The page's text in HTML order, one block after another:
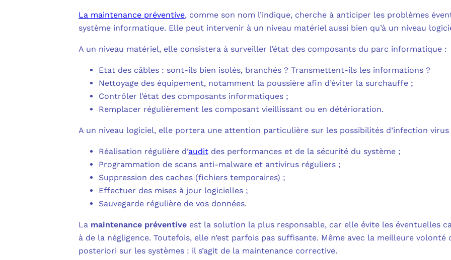
La maintenance préventive, comme son nom l’indique, cherche à anticiper les problèmes
système informatique. Elle peut intervenir à un niveau matériel aussi bien qu’à un niveau
A un niveau matériel, elle consistera à surveiller l’état des composants du parc informatique :
Etat des câbles : sont-ils bien isolés, branchés ? Transmettent-ils les informations ?
Nettoyage des équipement, notamment la poussière afin d’éviter la surchauffe ;
Contrôler l’état des composants informatiques ;
Remplacer régulièrement les composant vieillissant ou en détérioration.
A un niveau logiciel, elle portera une attention particulière sur les possibilités d’infection virus
Réalisation régulière d’audit des performances et de la sécurité du système ;
Programmation de scans anti-malware et antivirus réguliers ;
Suppression des caches (fichiers temporaires) ;
Effectuer des mises à jour logicielles ;
Sauvegarde régulière de vos données.
La maintenance préventive est la solution la plus responsable, car elle évite les éventuelles
à de la négligence. Toutefois, elle n’est parfois pas suffisante. Même avec la meilleure
posteriori sur les systèmes : il s’agit de la maintenance corrective.
FAQ : TOUT